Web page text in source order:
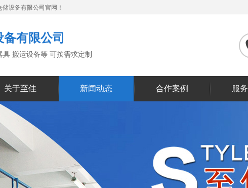
设备有限公司官网！
有限公司
搬运设备等 可按需求定制
关于至佳 新闻动态 合作案例 服